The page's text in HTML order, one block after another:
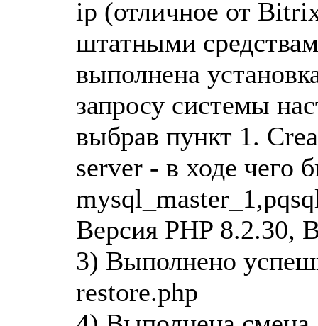
ip (отличное от
штатными
выполнена
запросу системы
выбрав пункт 1.
server - в ходе чего
Версия PHP 8.2.30,
3) Выполнено
restore.php